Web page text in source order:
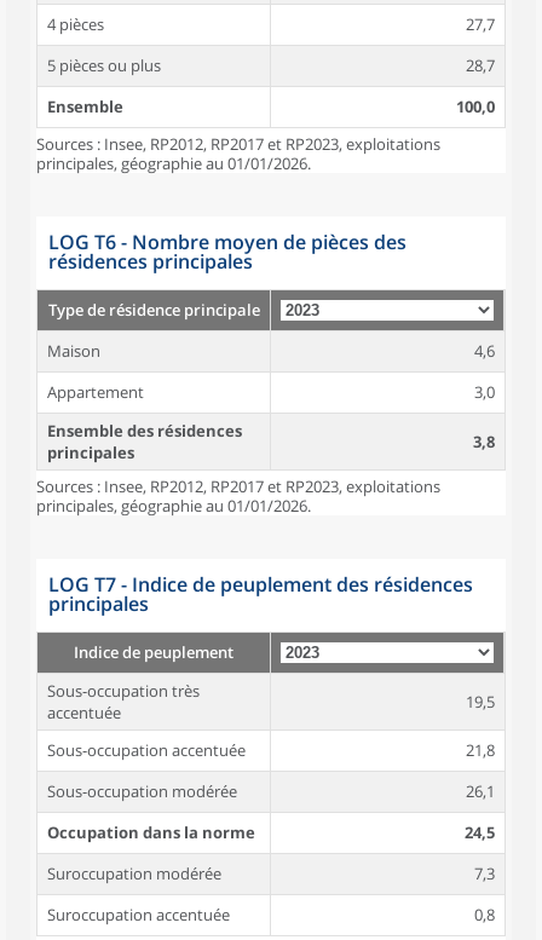
4 pièces
27,7
5 pièces ou plus
28,7
Ensemble
100,0
Sources : Insee, RP2012, RP2017 et RP2023, exploitations
principales, géographie au 01/01/2026.
LOG T6 - Nombre moyen de pièces des
résidences principales
Type de résidence principale
Maison
4,6
Appartement
3,0
Ensemble des résidences
principales
3,8
Sources : Insee, RP2012, RP2017 et RP2023, exploitations
principales, géographie au 01/01/2026.
LOG T7 - Indice de peuplement des résidences
principales
Indice de peuplement
Sous-occupation très
accentuée
19,5
Sous-occupation accentuée
21,8
Sous-occupation modérée
26,1
Occupation dans la norme
24,5
Suroccupation modérée
7,3
Suroccupation accentuée
0,8